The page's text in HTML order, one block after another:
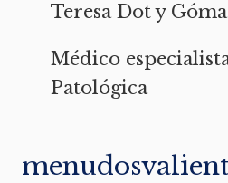
Teresa Dot y
Médico
Patológica